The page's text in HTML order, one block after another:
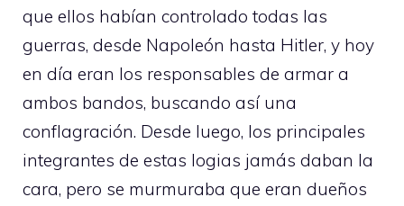
que ellos habían controlado todas las
guerras, desde Napoleón hasta Hitler, y hoy
en día eran los responsables de armar a
ambos bandos, buscando así una
conflagración. Desde luego, los principales
integrantes de estas logias jamás daban la
cara, pero se murmuraba que eran dueños